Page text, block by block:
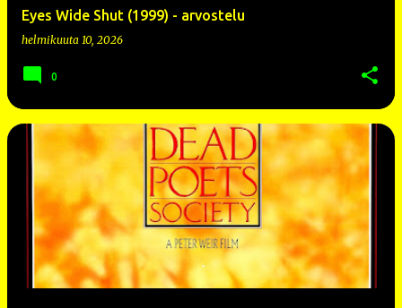
Eyes Wide Shut (1999) - arvostelu
helmikuuta 10, 2026
0